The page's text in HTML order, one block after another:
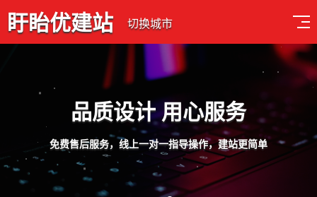
盱眙优建站 切换城市
品质设计 用心服务
免费售后服务，线上一对一指导操作，建站更简单